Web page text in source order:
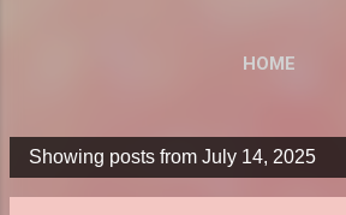
HOME
P
Showing posts from July 14, 2025